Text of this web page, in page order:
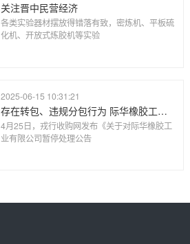
关注晋中民营经济
各类实验器材摆放得错落有致，密炼机、平板硫
化机、开放式炼胶机等实验
2025-06-15 10:31:21
存在转包、违规分包行为 际华橡胶工业被暂停三军物资收购活动资
4月25日，戎行收购网发布《关于对际华橡胶工
业有限公司暂停处理公告